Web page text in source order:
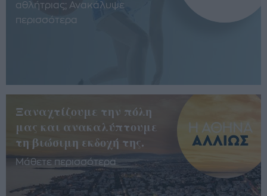
αθλήτριας; Ανακάλυψε
περισσότερα
Ξαναχτίζουμε την πόλη
μας και ανακαλύπτουμε
τη βιώσιμη εκδοχή της.
Μάθετε περισσότερα